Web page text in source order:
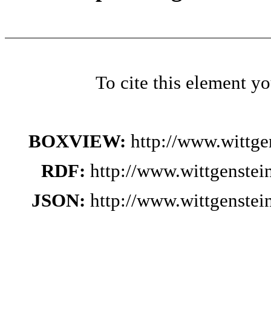
To cite this element
BOXVIEW: http://
RDF: http://
JSON: http://